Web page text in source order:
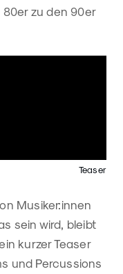
zu den 90er
Teaser
Musiker:innen
sein wird, bleibt
kurzer Teaser
und Percussions